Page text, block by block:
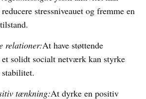
stressniveauet og fremme en
relationer:At have støttende
solidt socialt netværk kan styrke
tænkning:At dyrke en positiv